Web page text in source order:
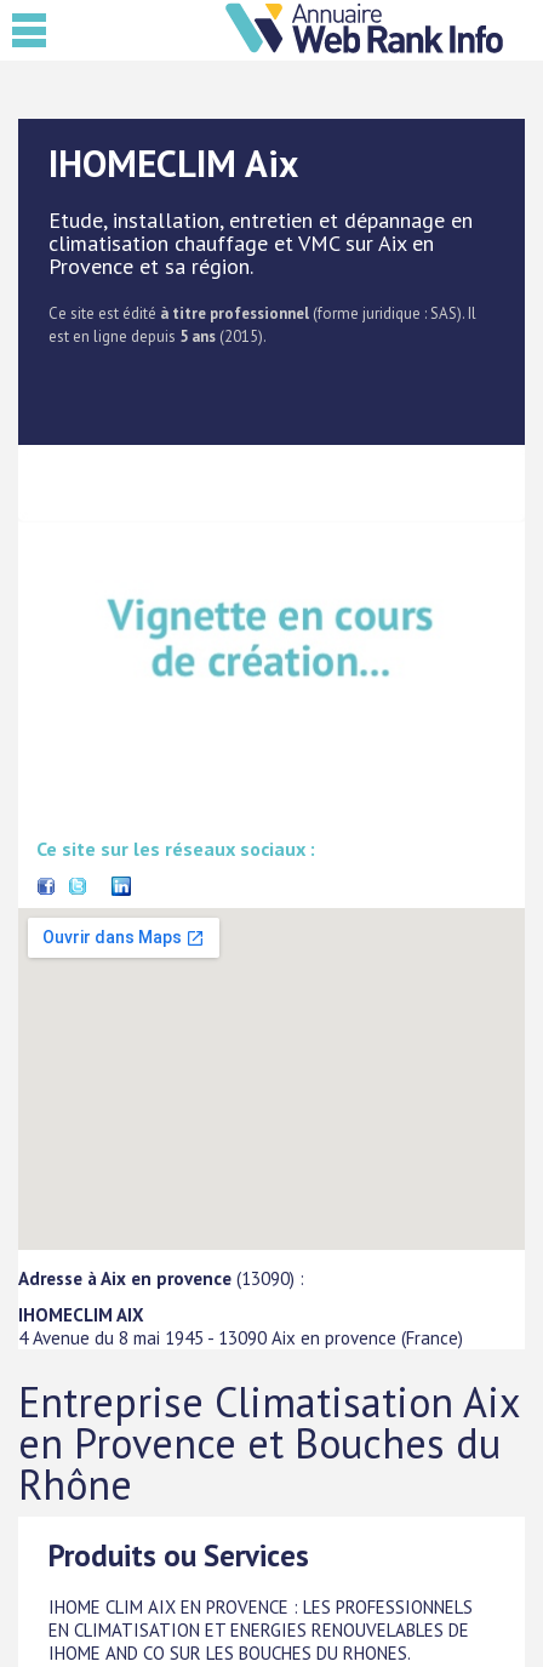
IHOMECLIM Aix
Etude, installation, entretien et dépannage en
climatisation chauffage et VMC sur Aix en
Provence et sa région.
Ce site est édité à titre professionnel (forme juridique : SAS). Il
est en ligne depuis 5 ans (2015).
Ce site sur les réseaux sociaux :
Adresse à Aix en provence (13090) :
IHOMECLIM AIX
4 Avenue du 8 mai 1945 - 13090 Aix en provence (France)
Entreprise Climatisation Aix
en Provence et Bouches du
Rhône
Produits ou Services
IHOME CLIM AIX EN PROVENCE : LES PROFESSIONNELS
EN CLIMATISATION ET ENERGIES RENOUVELABLES DE
IHOME AND CO SUR LES BOUCHES DU RHONES.